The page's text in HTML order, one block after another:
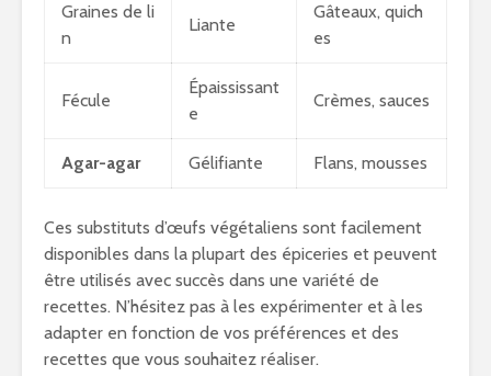
Graines de li
n
Liante
Gâteaux, quich
es
Fécule
Épaississant
e
Crèmes, sauces
Agar-agar Gélifiante Flans, mousses
Ces substituts d’œufs végétaliens sont facilement
disponibles dans la plupart des épiceries et peuvent
être utilisés avec succès dans une variété de
recettes. N’hésitez pas à les expérimenter et à les
adapter en fonction de vos préférences et des
recettes que vous souhaitez réaliser.